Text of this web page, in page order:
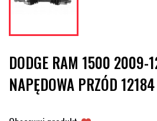
DODGE RAM 1500 2009-
NAPĘDOWA PRZÓD 12184